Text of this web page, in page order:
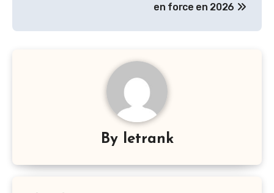
en force en 2026
By letrank